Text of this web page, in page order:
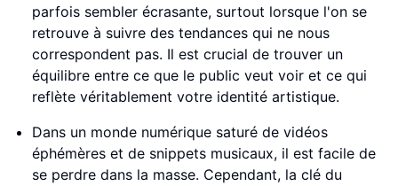
parfois sembler écrasante, surtout lorsque l'on se
retrouve à suivre des tendances qui ne nous
correspondent pas. Il est crucial de trouver un
équilibre entre ce que le public veut voir et ce qui
reflète véritablement votre identité artistique.
Dans un monde numérique saturé de vidéos
éphémères et de snippets musicaux, il est facile de
se perdre dans la masse. Cependant, la clé du